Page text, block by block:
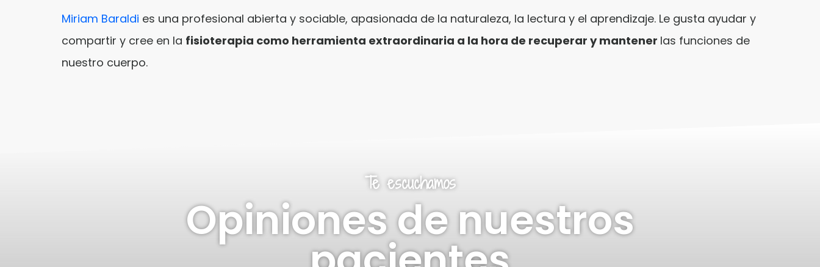
Miriam Baraldi es una profesional abierta y sociable, apasionada de la naturaleza, la lectura y el aprendizaje. Le gusta ayudar y
compartir y cree en la fisioterapia como herramienta extraordinaria a la hora de recuperar y mantener las funciones de
nuestro cuerpo.
Te escuchamos
Opiniones de nuestros